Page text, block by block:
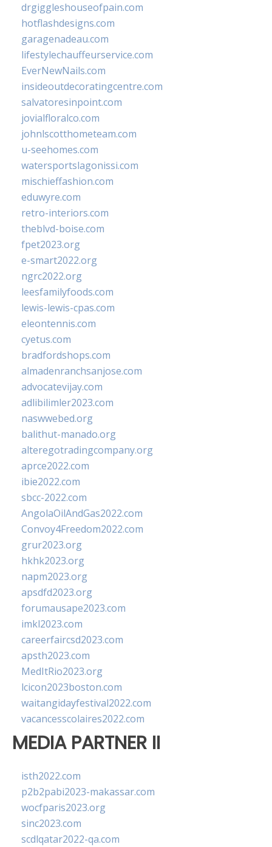
drgiggleshouseofpain.com
hotflashdesigns.com
garagenadeau.com
lifestylechauffeurservice.com
EverNewNails.com
insideoutdecoratingcentre.com
salvatoresinpoint.com
jovialfloralco.com
johnlscotthometeam.com
u-seehomes.com
watersportslagonissi.com
mischieffashion.com
eduwyre.com
retro-interiors.com
theblvd-boise.com
fpet2023.org
e-smart2022.org
ngrc2022.org
leesfamilyfoods.com
lewis-lewis-cpas.com
eleontennis.com
cyetus.com
bradfordshops.com
almadenranchsanjose.com
advocatevijay.com
adlibilimler2023.com
naswwebed.org
balithut-manado.org
alteregotradingcompany.org
aprce2022.com
ibie2022.com
sbcc-2022.com
AngolaOilAndGas2022.com
Convoy4Freedom2022.com
grur2023.org
hkhk2023.org
napm2023.org
apsdfd2023.org
forumausape2023.com
imkl2023.com
careerfaircsd2023.com
apsth2023.com
MedItRio2023.org
lcicon2023boston.com
waitangidayfestival2022.com
vacancesscolaires2022.com
MEDIA PARTNER II
isth2022.com
p2b2pabi2023-makassar.com
wocfparis2023.org
sinc2023.com
scdlqatar2022-qa.com